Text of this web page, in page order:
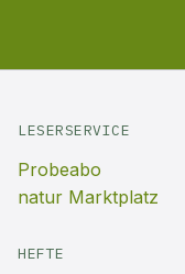
LESERSERVICE
Probeabo
natur Marktplatz
HEFTE